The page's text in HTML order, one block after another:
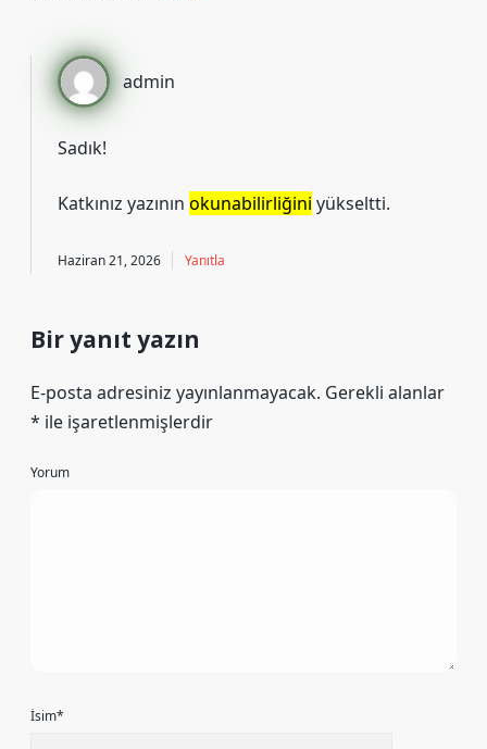
admin
Sadık!
Katkınız yazının okunabilirliğini yükseltti.
Haziran 21, 2026 Yanıtla
Bir yanıt yazın
E-posta adresiniz yayınlanmayacak. Gerekli alanlar
* ile işaretlenmişlerdir
Yorum
İsim*